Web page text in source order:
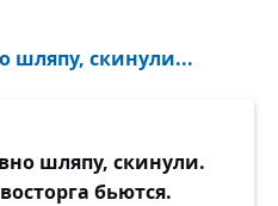
шляпу, скинули...
шляпу, скинули.
бьются.